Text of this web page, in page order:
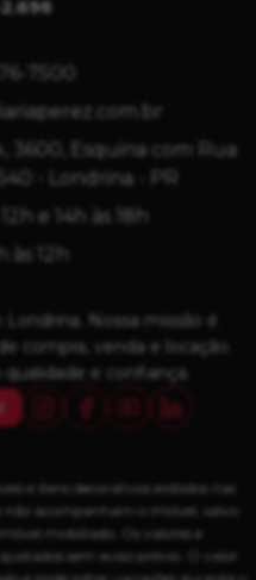
2.696
7500
3600, Esquina com Rua
- Londrina - PR
e 14h às 18h
às 12h
Nossa missão é
compra, venda e locação
e confiança.
e itens decorativos exibidos nas
acompanham o imóvel, salvo
mobiliado. Os valores e
sem aviso prévio. O valor